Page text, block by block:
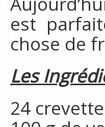
est
chose de
Les
24